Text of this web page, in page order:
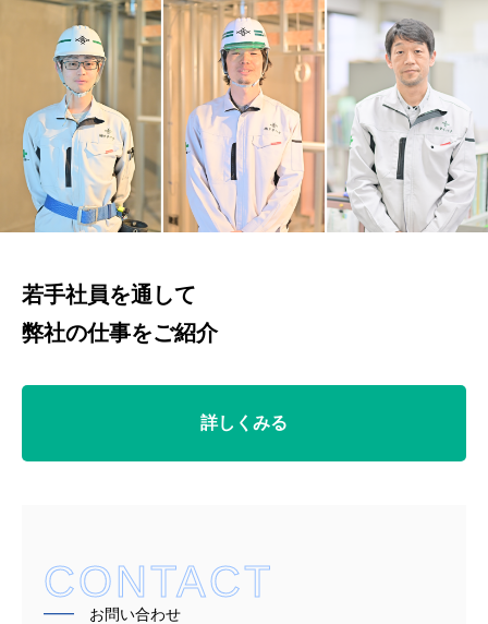
若手社員を通して
弊社の仕事をご紹介
詳しくみる
CONTACT
━━ お問い合わせ